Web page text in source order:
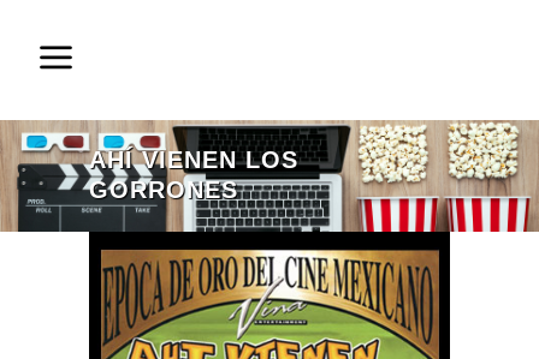
AHÍ VIENEN LOS
GORRONES